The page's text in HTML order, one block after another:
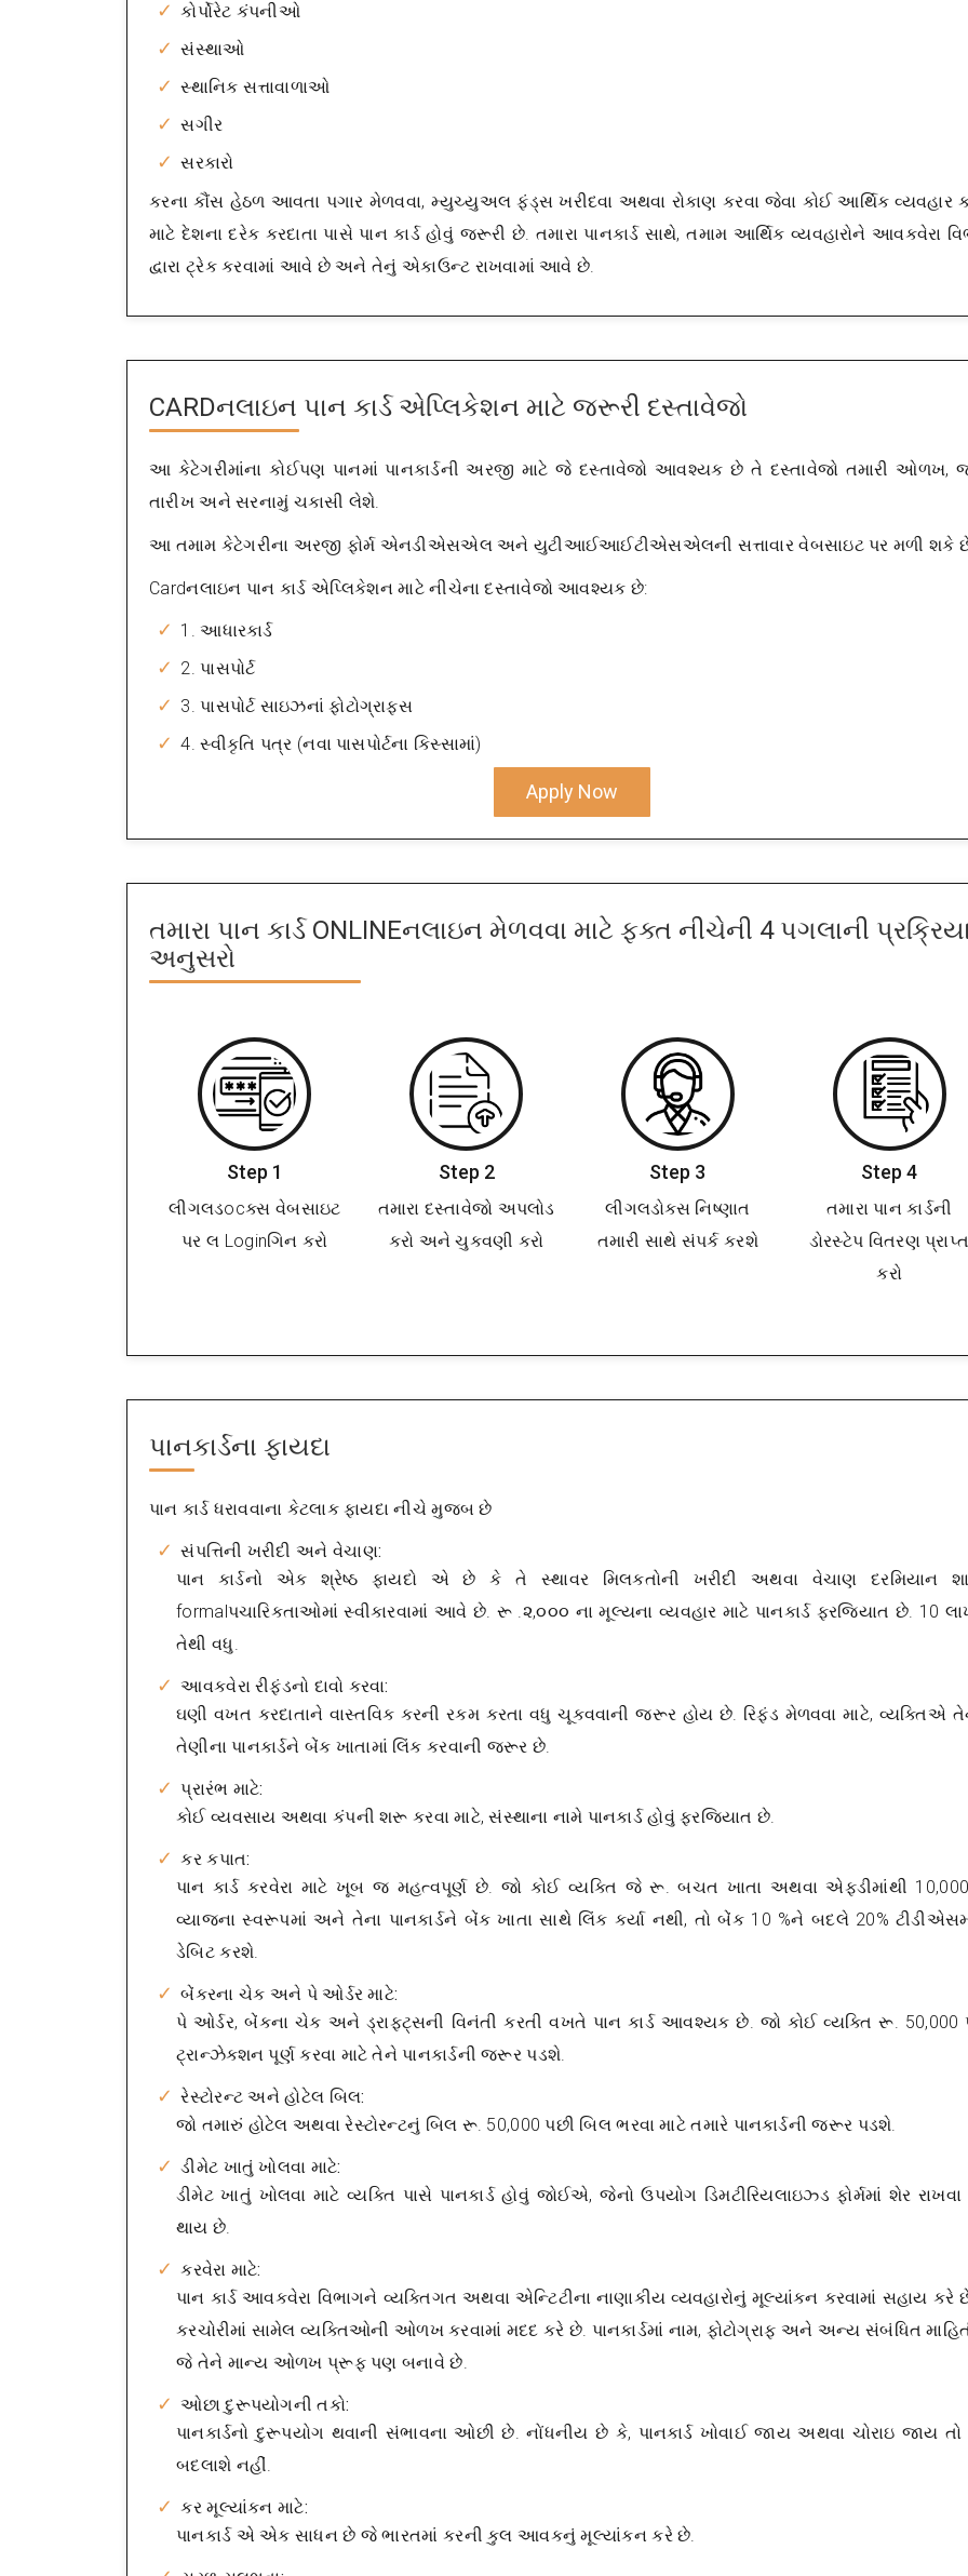
કોર્પોરેટ કંપનીઓ
સંસ્થાઓ
સ્થાનિક સત્તાવાળાઓ
સગીર
સરકારો
કરના કૌંસ હેઠળ આવતા પગાર મેળવવા, મ્યુચ્યુઅલ ફંડ્સ ખરીદવા અથવા રોકાણ કરવા જેવા કોઈ આર્થિક વ્યવહાર
માટે દેશના દરેક કરદાતા પાસે પાન કાર્ડ હોવું જરૂરી છે. તમારા પાનકાર્ડ સાથે, તમામ આર્થિક વ્યવહારોને આવકવેરા
દ્વારા ટ્રેક કરવામાં આવે છે અને તેનું એકાઉન્ટ રાખવામાં આવે છે.
CARDનલાઇન પાન કાર્ડ એપ્લિકેશન માટે જરૂરી દસ્તાવેજો
આ કેટેગરીમાંના કોઈપણ પાનમાં પાનકાર્ડની અરજી માટે જે દસ્તાવેજો આવશ્યક છે તે દસ્તાવેજો તમારી ઓળખ,
તારીખ અને સરનામું ચકાસી લેશે.
આ તમામ કેટેગરીના અરજી ફોર્મ એનડીએસએલ અને યુટીઆઈઆઈટીએસએલની સત્તાવાર વેબસાઇટ પર મળી શકે
Cardનલાઇન પાન કાર્ડ એપ્લિકેશન માટે નીચેના દસ્તાવેજો આવશ્યક છે:
1. આધારકાર્ડ
2. પાસપોર્ટ
3. પાસપોર્ટ સાઇઝનાં ફોટોગ્રાફ્સ
4. સ્વીકૃતિ પત્ર (નવા પાસપોર્ટના કિસ્સામાં)
Apply Now
તમારા પાન કાર્ડ ONLINEનલાઇન મેળવવા માટે ફક્ત નીચેની 4 પગલાની
અનુસરો
Step 1
લીગલડocક્સ વેબસાઇટ
પર લ Loginગિન કરો
Step 2
તમારા દસ્તાવેજો અપલોડ
કરો અને ચુકવણી કરો
Step 3
લીગલડોક્સ નિષ્ણાત
તમારી સાથે સંપર્ક કરશે
Step 4
તમારા પાન કાર્ડની
ડોરસ્ટેપ વિતરણ
કરો
પાનકાર્ડના ફાયદા
પાન કાર્ડ ધરાવવાના કેટલાક ફાયદા નીચે મુજબ છે
સંપત્તિની ખરીદી અને વેચાણ:
પાન કાર્ડનો એક શ્રેષ્ઠ ફાયદો એ છે કે તે સ્થાવર મિલકતોની ખરીદી અથવા વેચાણ દરમિયાન
formalપચારિકતાઓમાં સ્વીકારવામાં આવે છે. રૂ .૨,૦૦૦ ના મૂલ્યના વ્યવહાર માટે પાનકાર્ડ ફરજિયાત છે. 10
તેથી વધુ.
આવકવેરા રીફંડનો દાવો કરવા:
ઘણી વખત કરદાતાને વાસ્તવિક કરની રકમ કરતા વધુ ચૂકવવાની જરૂર હોય છે. રિફંડ મેળવવા માટે, વ્યક્તિએ
તેણીના પાનકાર્ડને બેંક ખાતામાં લિંક કરવાની જરૂર છે.
પ્રારંભ માટે:
કોઈ વ્યવસાય અથવા કંપની શરૂ કરવા માટે, સંસ્થાના નામે પાનકાર્ડ હોવું ફરજિયાત છે.
કર કપાત:
પાન કાર્ડ કરવેરા માટે ખૂબ જ મહત્વપૂર્ણ છે. જો કોઈ વ્યક્તિ જે રૂ. બચત ખાતા અથવા એફડીમાંથી
વ્યાજના સ્વરૂપમાં અને તેના પાનકાર્ડને બેંક ખાતા સાથે લિંક કર્યા નથી, તો બેંક 10 %ને બદલે 20%
ડેબિટ કરશે.
બેંકરના ચેક અને પે ઓર્ડર માટે:
પે ઓર્ડર, બેંકના ચેક અને ડ્રાફ્ટ્સની વિનંતી કરતી વખતે પાન કાર્ડ આવશ્યક છે. જો કોઈ વ્યક્તિ રૂ. 50,000
ટ્રાન્ઝેક્શન પૂર્ણ કરવા માટે તેને પાનકાર્ડની જરૂર પડશે.
રેસ્ટોરન્ટ અને હોટેલ બિલ:
જો તમારું હોટેલ અથવા રેસ્ટોરન્ટનું બિલ રૂ. 50,000 પછી બિલ ભરવા માટે તમારે પાનકાર્ડની જરૂર પડશે.
ડીમેટ ખાતું ખોલવા માટે:
ડીમેટ ખાતું ખોલવા માટે વ્યક્તિ પાસે પાનકાર્ડ હોવું જોઈએ, જેનો ઉપયોગ ડિમટીરિયલાઇઝ્ડ ફોર્મમાં શેર રાખવા
થાય છે.
કરવેરા માટે:
પાન કાર્ડ આવકવેરા વિભાગને વ્યક્તિગત અથવા એન્ટિટીના નાણાકીય વ્યવહારોનું મૂલ્યાંકન કરવામાં સહાય કરે
કરચોરીમાં સામેલ વ્યક્તિઓની ઓળખ કરવામાં મદદ કરે છે. પાનકાર્ડમાં નામ, ફોટોગ્રાફ અને અન્ય સંબંધિત
જે તેને માન્ય ઓળખ પ્રૂફ પણ બનાવે છે.
ઓછા દુરૂપયોગની તકો:
પાનકાર્ડનો દુરૂપયોગ થવાની સંભાવના ઓછી છે. નોંધનીય છે કે, પાનકાર્ડ ખોવાઈ જાય અથવા ચોરાઇ જાય
બદલાશે નહીં.
કર મૂલ્યાંકન માટે:
પાનકાર્ડ એ એક સાધન છે જે ભારતમાં કરની કુલ આવકનું મૂલ્યાંકન કરે છે.